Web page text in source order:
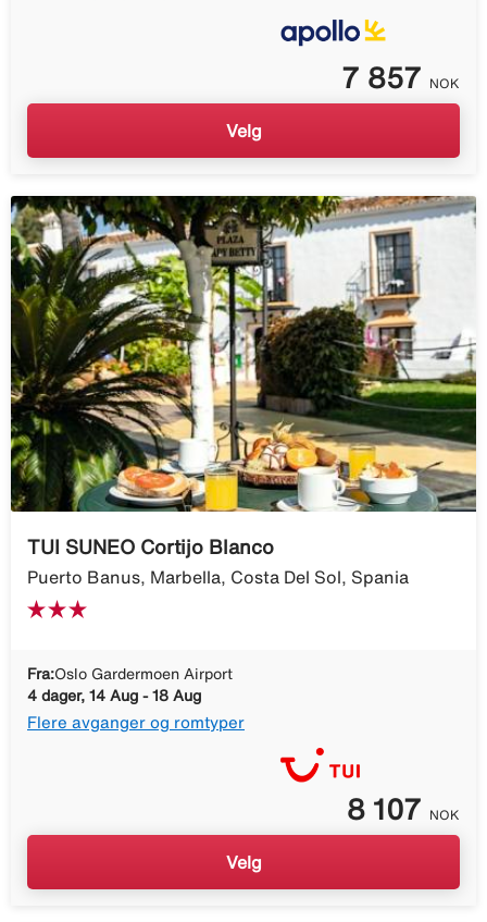
7 857 NOK
Velg
TUI SUNEO Cortijo Blanco
Puerto Banus, Marbella, Costa Del Sol, Spania
Fra:Oslo Gardermoen Airport
4 dager, 14 Aug - 18 Aug
Flere avganger og romtyper
8 107 NOK
Velg